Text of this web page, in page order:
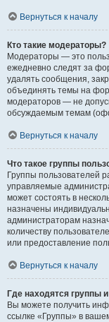
Вернуться к началу
Кто такие модераторы?
Модераторы — это
ежедневно следят за
удалять сообщения,
объединять темы на
модераторов — не
обсуждаемым темам
Вернуться к началу
Что такое группы
Группы пользователей
управляемые
может состоять в
назначены
администраторам
количеству
или предоставление
Вернуться к началу
Где находятся группы
Вы можете получить
ссылке «Группы» в